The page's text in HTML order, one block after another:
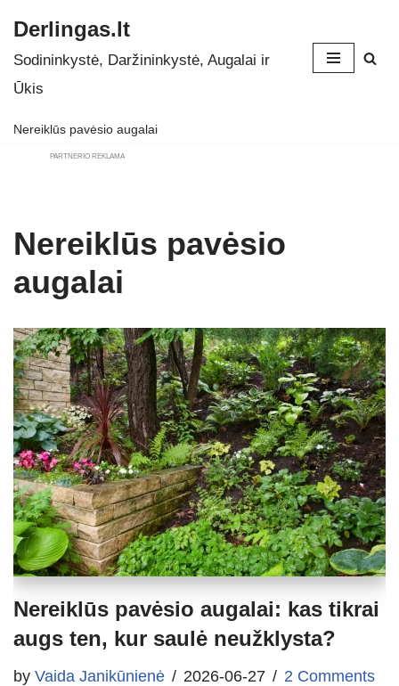
Skip
to
Derlingas.lt
Sodininkystė, Daržininkystė, Augalai ir
Ūkis
Nereiklūs pavėsio augalai
PARTNERIO REKLAMA
Nereiklūs pavėsio
augalai
Nereiklūs pavėsio augalai: kas tikrai
augs ten, kur saulė neužklysta?
by Vaida Janikūnienė 2026-06-27 2 Comments